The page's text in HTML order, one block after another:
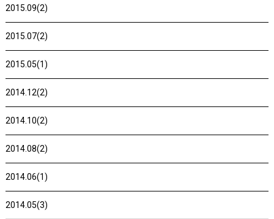
2015.09(2)
2015.07(2)
2015.05(1)
2014.12(2)
2014.10(2)
2014.08(2)
2014.06(1)
2014.05(3)